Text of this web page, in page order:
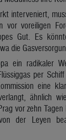
interveniert,
vor voreiligen
Gut. Es
die
ein radikaler
per
eine
ähnlich
vor zehn
von der Leyen